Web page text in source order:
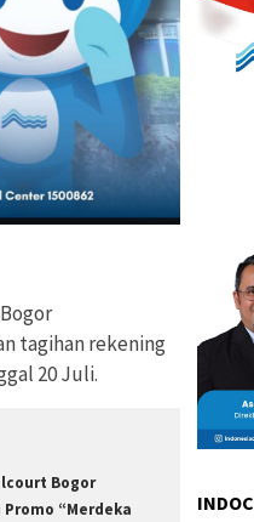
tagihan rekening
20 Juli.
Bogor
“Merdeka